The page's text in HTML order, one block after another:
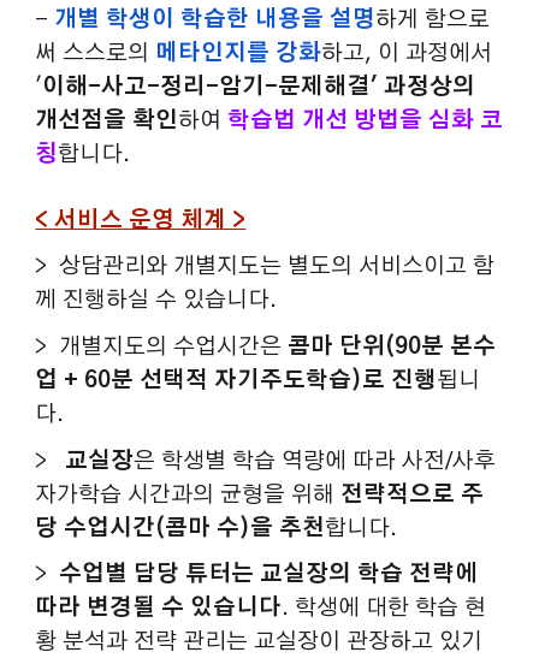
- 개별 학생 이 학습한 내용을 설명하게 함으로
써 스스로의 메타인지를 강화하고, 이 과정에서
' 이해-사고-정리-암기-문제해결' 과정상의
개선점을 확인하여 학습법 개선 방법을 심화 코
칭합니다.
< 서비스 운영 체계 >
> 상담관리와 개별지도는 별도의 서비스이고 함
께 진행하실 수 있습니다.
> 개별지도의 수업시간은 콤마 단위 (90분 본수
업 + 60분 선택적 자기주도학습)로 진행됩니
다.
> 교실장은 학생별 학습 역량에 따라 사전/사후
자가학습 시간과의 균형을 위해 전략적으로 주
당 수업시간(콤마 수)을 추천합니다.
> 수업별 담당 튜터는 교실장의 학습 전략에
따라 변경될 수 있습니다. 학생에 대한 학습 현
황 분석과 전략 관리는 교실장이 관장하고 있기